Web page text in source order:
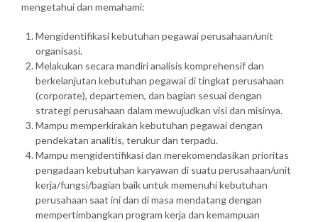
mengetahui dan memahami:
Mengidentifikasi kebutuhan pegawai perusahaan/unit
organisasi.
Melakukan secara mandiri analisis komprehensif dan
berkelanjutan kebutuhan pegawai di tingkat perusahaan
(corporate), departemen, dan bagian sesuai dengan
strategi perusahaan dalam mewujudkan visi dan misinya.
Mampu memperkirakan kebutuhan pegawai dengan
pendekatan analitis, terukur dan terpadu.
Mampu mengidentifikasi dan merekomendasikan prioritas
pengadaan kebutuhan karyawan di suatu perusahaan/unit
kerja/fungsi/bagian baik untuk memenuhi kebutuhan
perusahaan saat ini dan di masa mendatang dengan
mempertimbangkan program kerja dan kemampuan